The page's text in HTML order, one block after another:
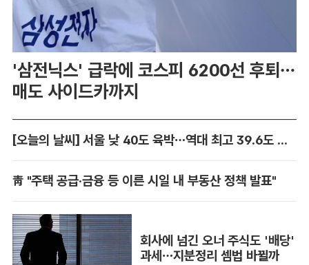
'삼전닉스' 급락에 코스피 6200선 후퇴…
매도 사이드카까지
[오늘의 날씨] 서울 낮 40도 육박…역대 최고 39.6도 위협
靑 "주택 공급·금융 등 이른 시일 내 부동산 정책 발표"
회사에 넘긴 오너 주식도 '배당'
과세…지분정리 셈법 바뀔까